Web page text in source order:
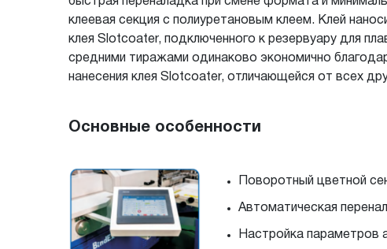
клеевая секция с полиуретановым клеем. Клей
клея Slotcoater, подключенного к резервуару для
средними тиражами одинаково экономично
нанесения клея Slotcoater, отличающейся от всех
Основные особенности
Поворотный цветной
Автоматическая
Настройка параметров